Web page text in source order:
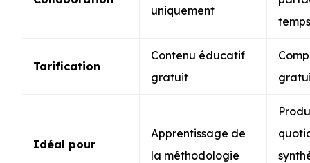
uniquement
Tarification
Contenu éducatif
gratuit
Idéal pour
Apprentissage de
la méthodologie